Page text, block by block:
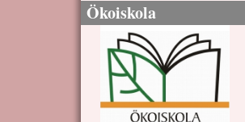
Ökoiskola